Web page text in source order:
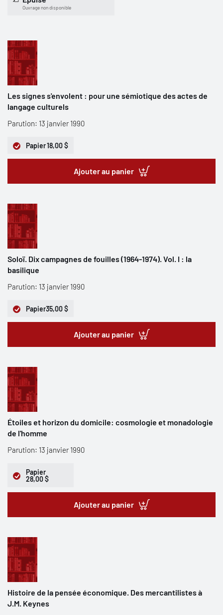
Ouvrage non disponible
Les signes s'envolent : pour une sémiotique des actes de
langage culturels
Parution: 13 janvier 1990
Papier18,00 $
Ajouter au panier
Soloï. Dix campagnes de fouilles (1964-1974). Vol. I : la
basilique
Parution: 13 janvier 1990
Papier35,00 $
Ajouter au panier
Étoiles et horizon du domicile: cosmologie et monadologie
de l'homme
Parution: 13 janvier 1990
Papier
28,00 $
Ajouter au panier
Histoire de la pensée économique. Des mercantilistes à
J.M. Keynes